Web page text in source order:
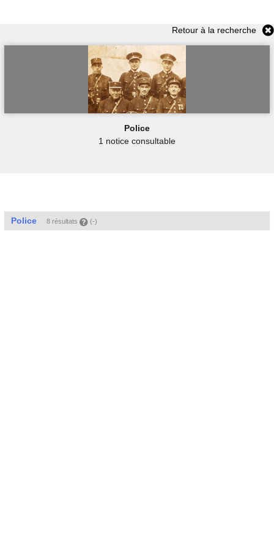
Retour à la recherche
Police
1 notice consultable
Police 8 résultats (-)